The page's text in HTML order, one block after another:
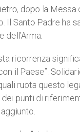
r
dopo la
Il Santo Padre ha
dell’Arma.
ricorrenza
il Paese”.
ruota questo
dei punti di